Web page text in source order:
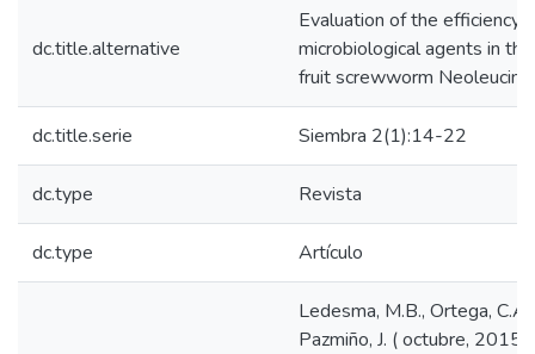
dc.title.alternative
Evaluation of the efficiency
microbiological agents in
fruit screwworm
dc.title.serie Siembra 2(1):14-22
dc.type Revista
dc.type Artículo
Ledesma, M.B., Ortega,
Pazmiño, J. ( octubre,